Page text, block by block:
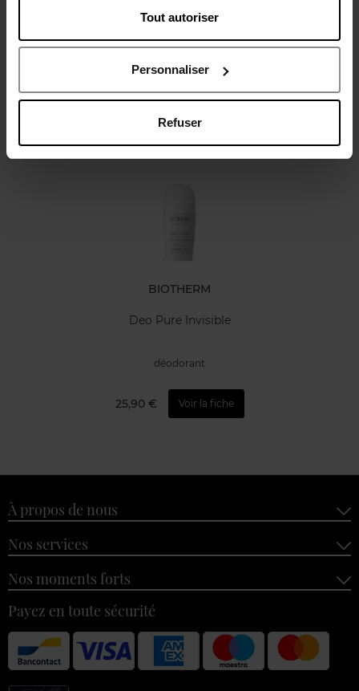
Tout autoriser
Personnaliser
Refuser
BIOTHERM
Deo Pure Invisible
déodorant
25,90 € Voir la fiche
À propos de nous
Nos services
Nos moments forts
Payez en toute sécurité